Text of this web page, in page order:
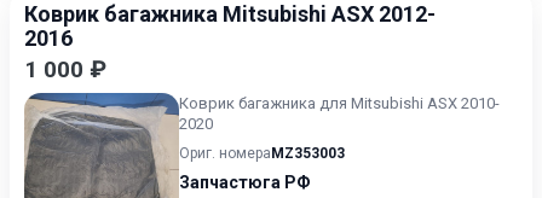
Коврик багажника Mitsubishi ASX 2012-
2016
1 000 ₽
Коврик багажника для Mitsubishi ASX 2010-
2020
Ориг. номера MZ353003
Запчастюга РФ